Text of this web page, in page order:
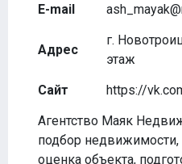
E-mail
Адрес
г.
этаж
Сайт
https://
Агентство Маяк
подбор
оценка объекта,